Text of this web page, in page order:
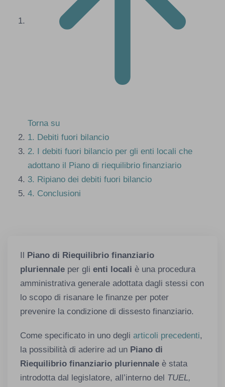
Torna su
1. Debiti fuori bilancio
2. I debiti fuori bilancio per gli enti locali che
adottano il Piano di riequilibrio finanziario
3. Ripiano dei debiti fuori bilancio
4. Conclusioni
Il Piano di Riequilibrio finanziario
pluriennale per gli enti locali è una procedura
amministrativa generale adottata dagli stessi con
lo scopo di risanare le finanze per poter
prevenire la condizione di dissesto finanziario.
Come specificato in uno degli articoli precedenti,
la possibilità di aderire ad un Piano di
Riequilibrio finanziario pluriennale è stata
introdotta dal legislatore, all’interno del TUEL,